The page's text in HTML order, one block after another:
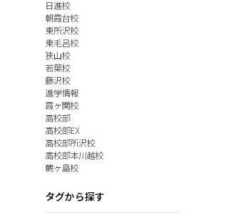
日進校
朝霞台校
東所沢校
東毛呂校
狭山校
若葉校
藤沢校
進学情報
霞ヶ関校
高校部
高校部EX
高校部所沢校
高校部本川越校
鶴ヶ島校
タグから探す